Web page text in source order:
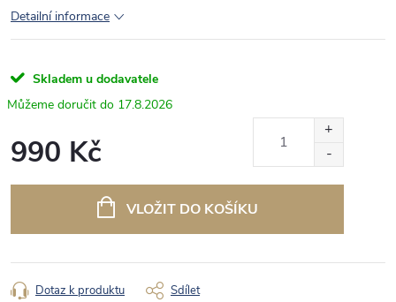
Detailní informace
Skladem u dodavatele
17.8.2026
990 Kč
VLOŽIT DO KOŠÍKU
Dotaz k produktu Sdílet